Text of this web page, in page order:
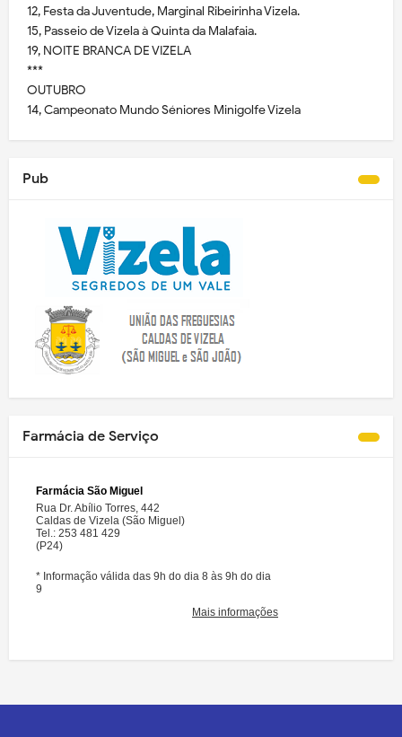
12, Festa da Juventude, Marginal Ribeirinha Vizela.
15, Passeio de Vizela à Quinta da Malafaia.
19, NOITE BRANCA DE VIZELA
***
OUTUBRO
14, Campeonato Mundo Séniores Minigolfe Vizela
Pub
Farmácia de Serviço